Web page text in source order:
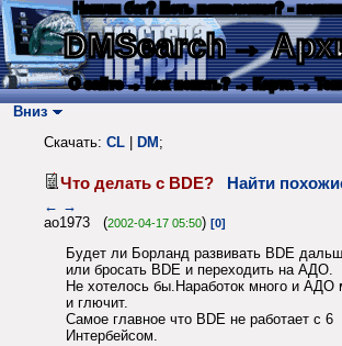
Нашли баг? Есть пожелания? -
DMSearch→
О сайте → Как искать? → Карта →
Вниз
Скачать: CL DM ;
Что делать с BDE? Найти
← →
ao1973 (2002-04-17 05:50) [0]
Будет ли Борланд развивать BDE
или бросать BDE и переходить на АДО.
Не хотелось бы.Наработок много и АДО
и глючит.
Самое главное что BDE не работает с 6
Интербейсом.